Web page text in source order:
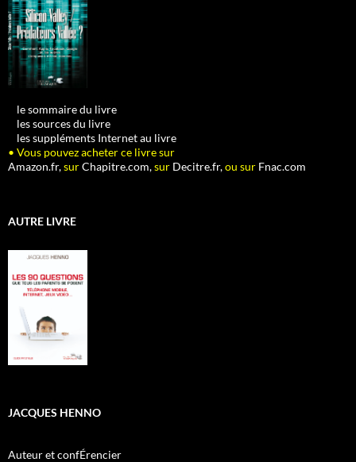
le sommaire du livre
les sources du livre
les suppléments Internet au livre
• Vous pouvez acheter ce livre sur
Amazon.fr,surChapitre.com,sur Decitre.fr,ou sur Fnac.com
AUTRE LIVRE
JACQUES HENNO
Auteur et confÉrencier